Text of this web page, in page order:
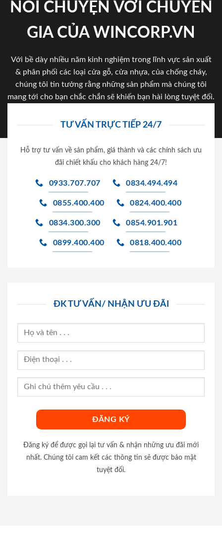
NÓI CHUYỆN VỚI CHUYÊN
GIA CỦA WINCORP.VN
Với bề dày nhiều năm kinh nghiệm trong lĩnh vực sản xuất
& phân phối các loại cửa gỗ, cửa nhựa, của chống cháy,
chúng tôi tin tưởng rằng những sản phẩm mà chúng tôi
mang tới cho bạn chắc chắn sẽ khiến bạn hài lòng tuyệt đối.
TƯ VẤN TRỰC TIẾP 24/7
Hỗ trợ tư vấn về sản phẩm, giá thành và các chính sách ưu
đãi chiết khấu cho khách hàng 24/7!
0933.707.707 0834.494.494
0855.400.400 0824.400.400
0834.300.300 0854.901.901
0899.400.400 0818.400.400
ĐK TƯ VẤN/ NHẬN ƯU ĐÃI
Đăng ký để được gọi lại tư vấn & nhận những ưu đãi mới
nhất. Chúng tôi cam kết các thông tin sẽ được bảo mật
tuyệt đối.